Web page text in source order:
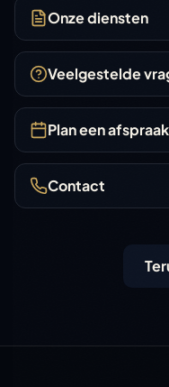
Onze diensten
Veelgestelde
Plan een afspraak
Contact